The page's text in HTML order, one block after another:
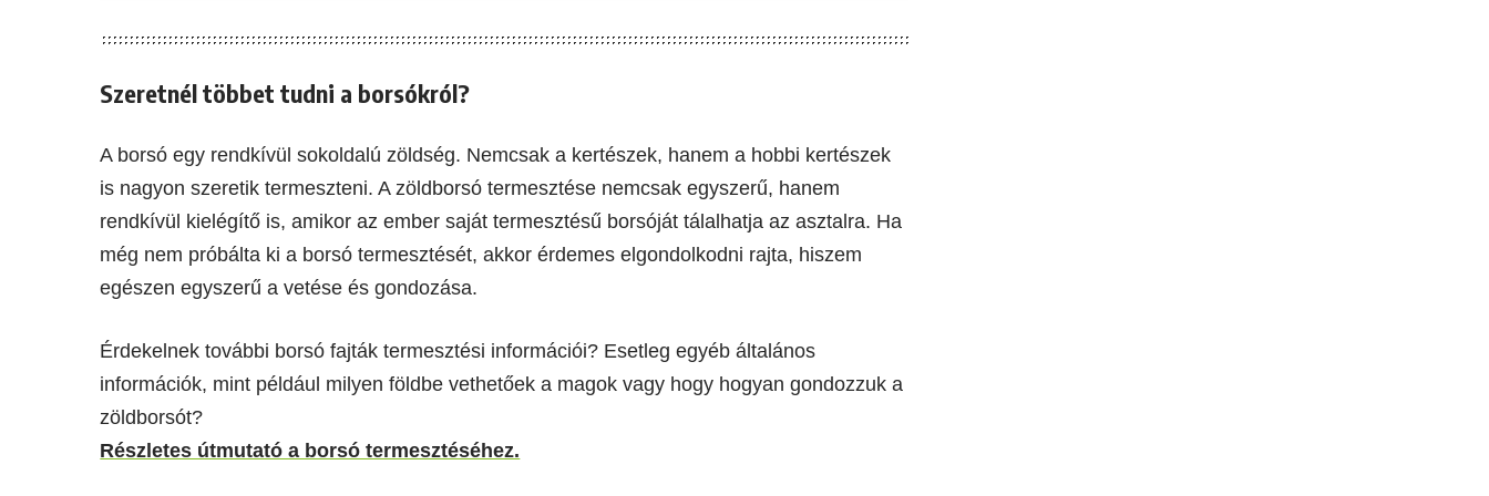
Szeretnél többet tudni a borsókról?
A borsó egy rendkívül sokoldalú zöldség. Nemcsak a kertészek, hanem a hobbi kertészek
is nagyon szeretik termeszteni. A zöldborsó termesztése nemcsak egyszerű, hanem
rendkívül kielégítő is, amikor az ember saját termesztésű borsóját tálalhatja az asztalra. Ha
még nem próbálta ki a borsó termesztését, akkor érdemes elgondolkodni rajta, hiszem
egészen egyszerű a vetése és gondozása.
Érdekelnek további borsó fajták termesztési információi? Esetleg egyéb általános
információk, mint például milyen földbe vethetőek a magok vagy hogy hogyan gondozzuk a
zöldborsót?
Részletes útmutató a borsó termesztéséhez.